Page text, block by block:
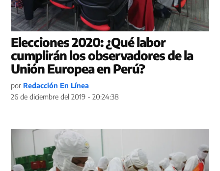
Elecciones 2020: ¿Qué labor
cumplirán los observadores de la
Unión Europea en Perú?
por Redacción En Línea
26 de diciembre del 2019 - 20:24:38